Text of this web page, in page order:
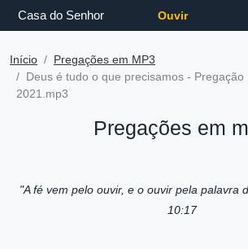
Casa do Senhor Ouvir
Início
Pregações em MP3
Deus é tudo o que precisamos - Pregação
2021.mp3
Pregações em
"A fé vem pelo ouvir, e o ouvir pela palavra
10:17